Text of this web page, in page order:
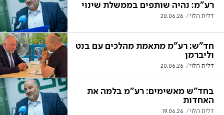
רע"מ: נהיה שותפים בממשלת שינוי
דלית הלוי 20.06.26
חד"ש: רע"מ מתאמת מהלכים עם בנט
וליברמן
דלית הלוי 20.06.26
בחד"ש מאשימים: רע"מ בלמה את
האחדות
דלית הלוי 19.06.26